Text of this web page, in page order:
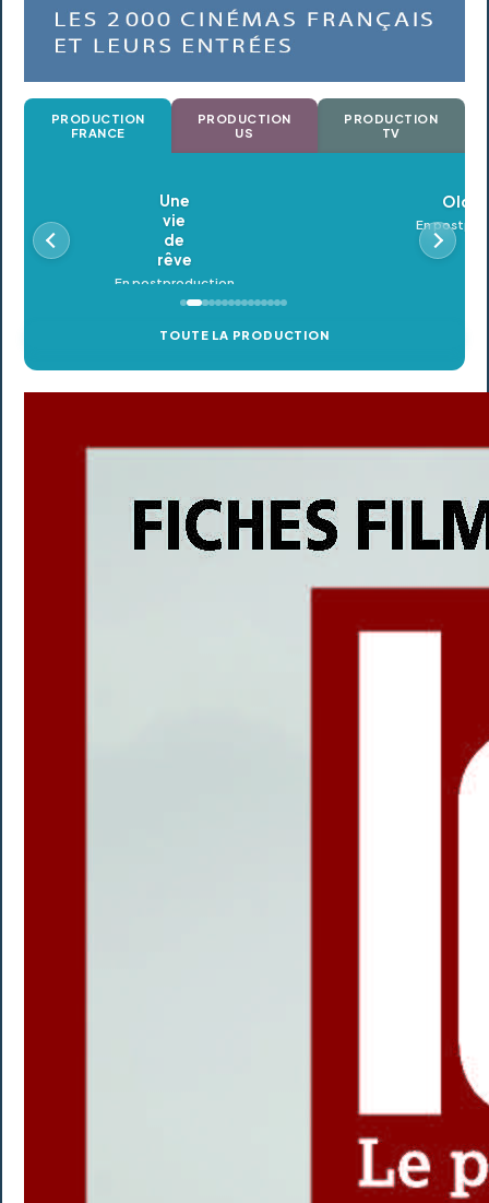
PRODUCTION
FRANCE
PRODUCTION
US
PRODUCTION
TV
Oldeupe
En postproduction
TOUTE LA PRODUCTION